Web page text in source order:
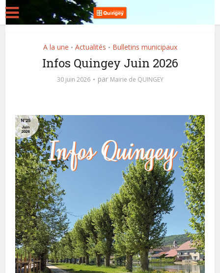
A la une • Actualités • Bulletins municipaux
Infos Quingey Juin 2026
30 juin 2026 par Mairie de QUINGEY